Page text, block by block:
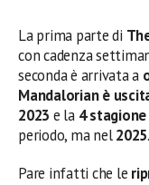
La prima parte di
con cadenza
seconda è arrivata a
Mandalorian è
2023 e la4 stagione
periodo, ma nel2025.
Pare infatti che le